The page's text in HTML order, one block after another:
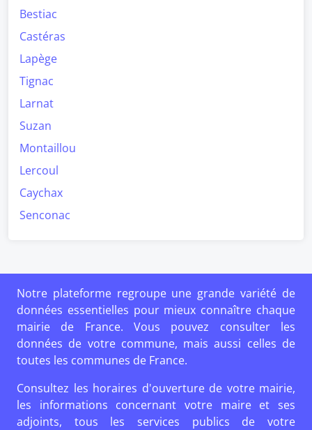
Bestiac
Castéras
Lapège
Tignac
Larnat
Suzan
Montaillou
Lercoul
Caychax
Senconac
Notre plateforme regroupe une grande variété de
données essentielles pour mieux connaître chaque
mairie de France. Vous pouvez consulter les
données de votre commune, mais aussi celles de
toutes les communes de France.
Consultez les horaires d'ouverture de votre mairie,
les informations concernant votre maire et ses
adjoints, tous les services publics de votre